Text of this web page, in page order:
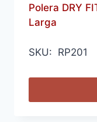
Polera DRY
Larga
SKU: RP201